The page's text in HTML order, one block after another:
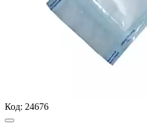
Код: 24676